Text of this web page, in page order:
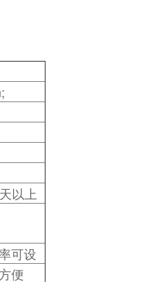
以上
可设
便